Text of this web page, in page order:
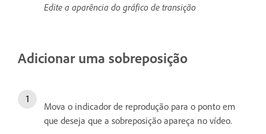
Edite a aparência do gráfico de transição
Adicionar uma sobreposição
Mova o indicador de reprodução para o ponto em
que deseja que a sobreposição apareça no vídeo.